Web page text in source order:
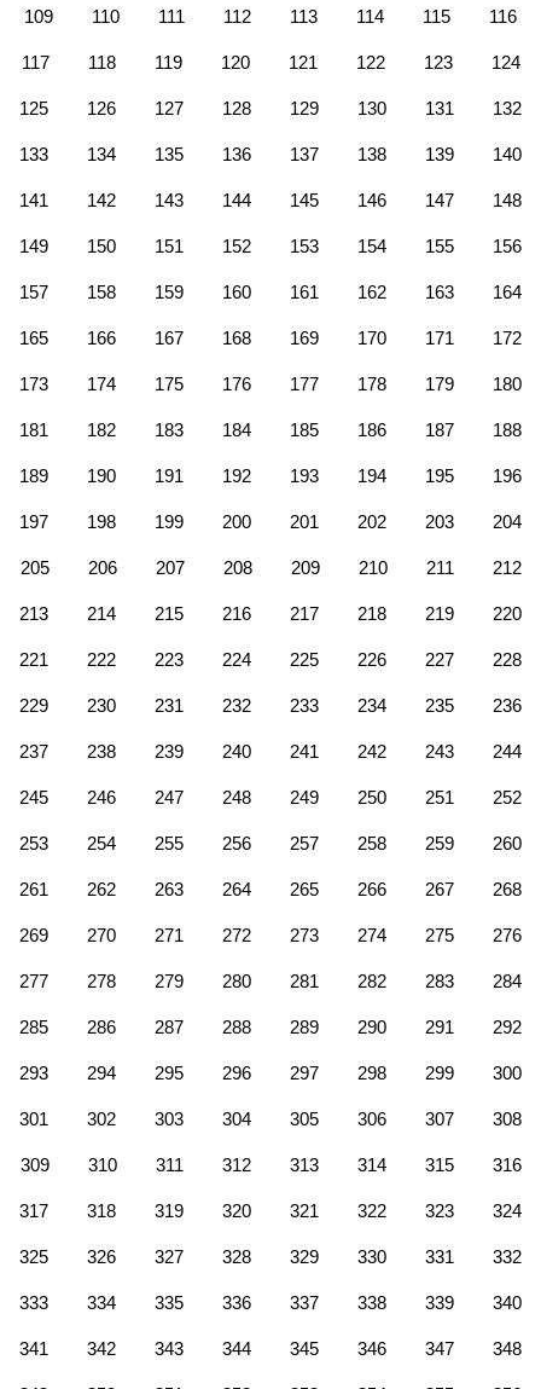
109 110 111 112 113 114 115 116
117 118 119 120 121 122 123 124
125 126 127 128 129 130 131 132
133 134 135 136 137 138 139 140
141 142 143 144 145 146 147 148
149 150 151 152 153 154 155 156
157 158 159 160 161 162 163 164
165 166 167 168 169 170 171 172
173 174 175 176 177 178 179 180
181 182 183 184 185 186 187 188
189 190 191 192 193 194 195 196
197 198 199 200 201 202 203 204
205 206 207 208 209 210 211 212
213 214 215 216 217 218 219 220
221 222 223 224 225 226 227 228
229 230 231 232 233 234 235 236
237 238 239 240 241 242 243 244
245 246 247 248 249 250 251 252
253 254 255 256 257 258 259 260
261 262 263 264 265 266 267 268
269 270 271 272 273 274 275 276
277 278 279 280 281 282 283 284
285 286 287 288 289 290 291 292
293 294 295 296 297 298 299 300
301 302 303 304 305 306 307 308
309 310 311 312 313 314 315 316
317 318 319 320 321 322 323 324
325 326 327 328 329 330 331 332
333 334 335 336 337 338 339 340
341 342 343 344 345 346 347 348